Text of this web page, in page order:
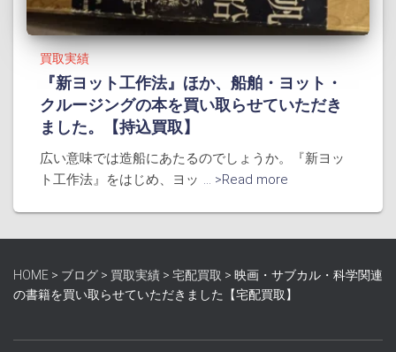
買取実績
『新ヨット工作法』ほか、船舶・ヨット・
クルージングの本を買い取らせていただき
ました。【持込買取】
広い意味では造船にあたるのでしょうか。『新ヨッ
ト工作法』をはじめ、ヨッ ... >Read more
HOME > ブログ > 買取実績 > 宅配買取 > 映画・サブカル・科学関連
の書籍を買い取らせていただきました【宅配買取】